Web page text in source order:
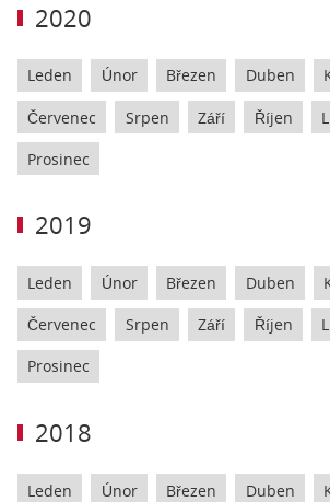
2020
Leden Únor Březen Duben
Červenec Srpen Září Říjen
Prosinec
2019
Leden Únor Březen Duben
Červenec Srpen Září Říjen
Prosinec
2018
Leden Únor Březen Duben